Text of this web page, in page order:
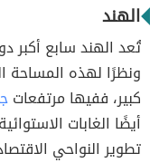
الهند
تُعد الهند سابع أكبر
ونظرًا لهذه المساحة
كبير، ففيها مرتفعات
أيضًا الغابات
تطوير النواحي